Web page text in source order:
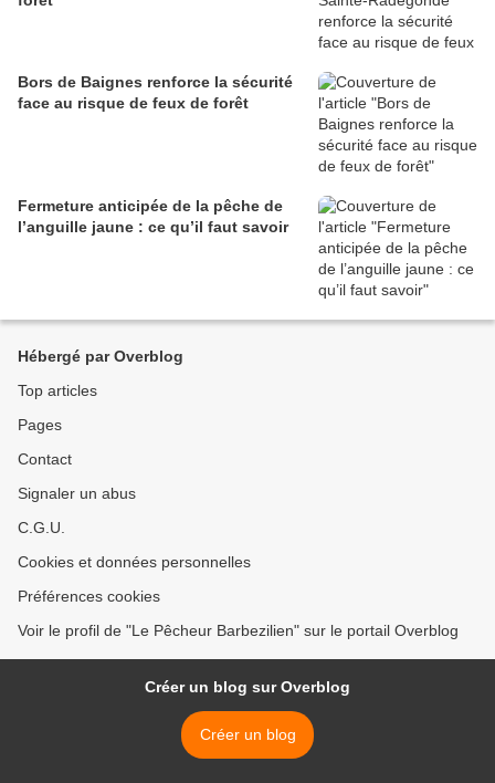
Bors de Baignes renforce la sécurité
face au risque de feux de forêt
Fermeture anticipée de la pêche de
l’anguille jaune : ce qu’il faut savoir
Hébergé par Overblog
Top articles
Pages
Contact
Signaler un abus
C.G.U.
Cookies et données personnelles
Préférences cookies
Voir le profil de "Le Pêcheur Barbezilien" sur le portail Overblog
Créer un blog sur Overblog
Créer un blog